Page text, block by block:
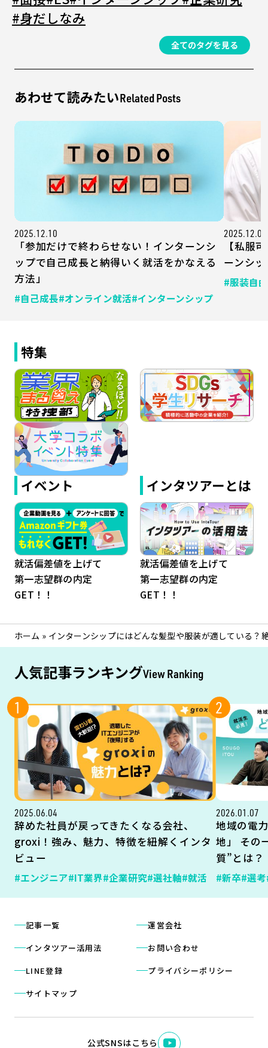
#身だしなみ
全てのタグを見る
Related Posts
あわせて読みたい
2025.12.10
「参加だけで終わらせない！インターンシ
ップで自己成長と納得いく就活をかなえる
方法」
#自己成長#オンライン就活#インターンシップ
2025.12.08
【私服
ーンシ
#服装自由
特集
イベント
就活偏差値を上げて
第一志望群の内定
GET！！
インタツアーとは
就活偏差値を上げて
第一志望群の内定
GET！！
ホーム » インターンシップにはどんな髪型や服装が適している？
人気記事ランキングView Ranking
1
2025.06.04
辞めた社員が戻ってきたくなる会社、
groxi！強み、魅力、特徴を紐解くインタ
ビュー
#エンジニア#IT業界#企業研究#選社軸#就活
2
2026.01.07
地域の電
地」 その
質”とは？
#新卒#選考
記事一覧
インタツアー活用法
LINE登録
サイトマップ
運営会社
お問い合わせ
プライバシーポリシー
公式SNSはこちら